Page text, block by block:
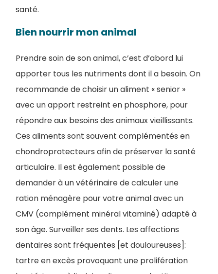
santé.
Bien nourrir mon animal
Prendre soin de son animal, c’est d’abord lui
apporter tous les nutriments dont il a besoin. On
recommande de choisir un aliment « senior »
avec un apport restreint en phosphore, pour
répondre aux besoins des animaux vieillissants.
Ces aliments sont souvent complémentés en
chondroprotecteurs afin de préserver la santé
articulaire. Il est également possible de
demander à un vétérinaire de calculer une
ration ménagère pour votre animal avec un
CMV (complément minéral vitaminé) adapté à
son âge. Surveiller ses dents. Les affections
dentaires sont fréquentes [et douloureuses]:
tartre en excès provoquant une prolifération